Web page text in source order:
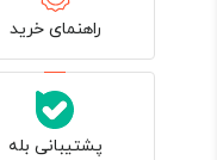
راهنمای خرید
پشتیبانی بله